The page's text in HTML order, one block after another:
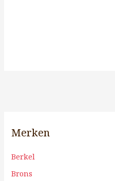
Merken
Berkel
Brons